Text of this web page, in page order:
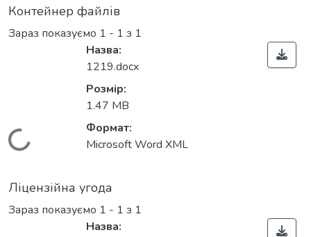
Контейнер файлів
Зараз показуємо 1 - 1 з 1
Вантажиться...
Назва:
1219.docx
Розмір:
1.47 MB
Формат:
Microsoft Word XML
Ліцензійна угода
Зараз показуємо 1 - 1 з 1
Назва: